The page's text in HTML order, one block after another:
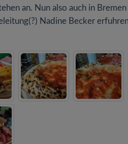
an. Nun also auch in
Nadine Becker